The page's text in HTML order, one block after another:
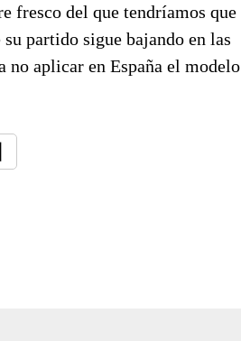
fresco del que tendríamos que
partido sigue bajando en las
no aplicar en España el modelo